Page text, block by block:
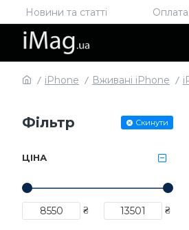
Новини та статті
iPhone Вживані iPhone
Фільтр Скинути
ЦІНА
₴ ₴